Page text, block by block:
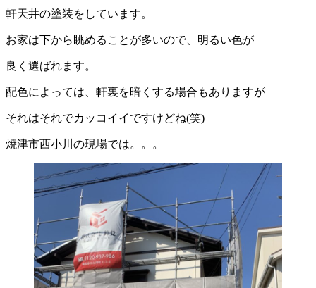
軒天井の塗装をしています。
お家は下から眺めることが多いので、明るい色が
良く選ばれます。
配色によっては、軒裏を暗くする場合もありますが
それはそれでカッコイイですけどね(笑)
焼津市西小川の現場では。。。